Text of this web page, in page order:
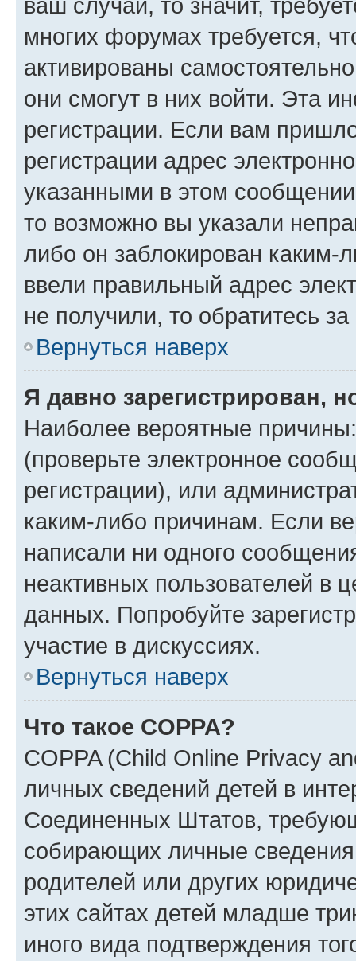
многих форумах требуется,
активированы
они смогут в них войти. Эта
регистрации. Если вам
регистрации адрес
указанными в этом
то возможно вы указали
либо он заблокирован
ввели правильный адрес
не получили, то обратитесь
Вернуться наверх
Я давно зарегистрирован,
Наиболее вероятные
(проверьте электронное
регистрации), или
каким-либо причинам. Если
написали ни одного
неактивных пользователей в
данных. Попробуйте
участие в дискуссиях.
Вернуться наверх
Что такое COPPA?
COPPA (Child Online Privacy
личных сведений детей в
Соединенных Штатов,
собирающих личные
родителей или других
этих сайтах детей младше
иного вида подтверждения